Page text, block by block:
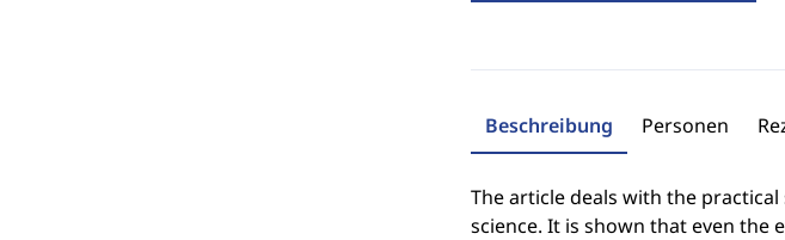
Beschreibung Personen
The article deals with the
science. It is shown that even the